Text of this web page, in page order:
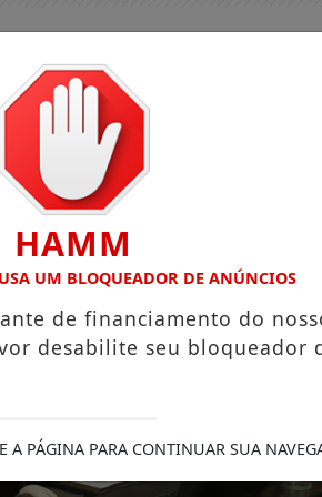
EDIÇÕES NOTÍCIAS
JUSTIÇA MANTÉM
HAMM
USA UM BLOQUEADOR DE ANÚNCIOS
de financiamento do
desabilite seu bloqueador
A PÁGINA PARA CONTINUAR SUA